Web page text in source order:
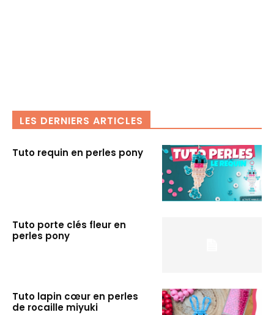
LES DERNIERS ARTICLES
Tuto requin en perles pony
Tuto porte clés fleur en
perles pony
Tuto lapin cœur en perles
de rocaille miyuki